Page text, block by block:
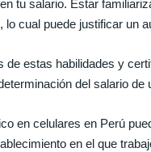
tu salario. Estar
cual puede justificar un
de estas habilidades y
del salario
en celulares en Perú
en el que